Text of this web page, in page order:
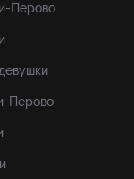
Перово
Перово